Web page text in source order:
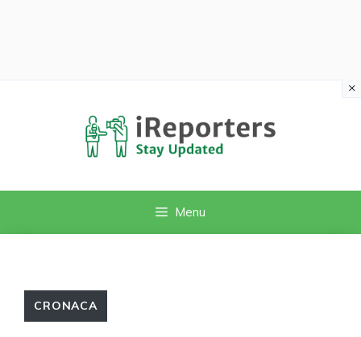
Menu
CRONACA
×